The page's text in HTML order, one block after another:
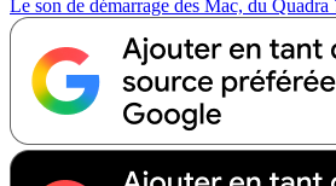
Le son de démarrage des Mac, du Quadra